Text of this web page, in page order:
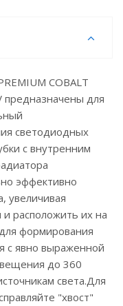
COBALT
предназначены для
светодиодных
с внутренним
эффективно
увеличивая
расположить их на
формирования
с явно выраженной
до 360
света.Для
"хвост"